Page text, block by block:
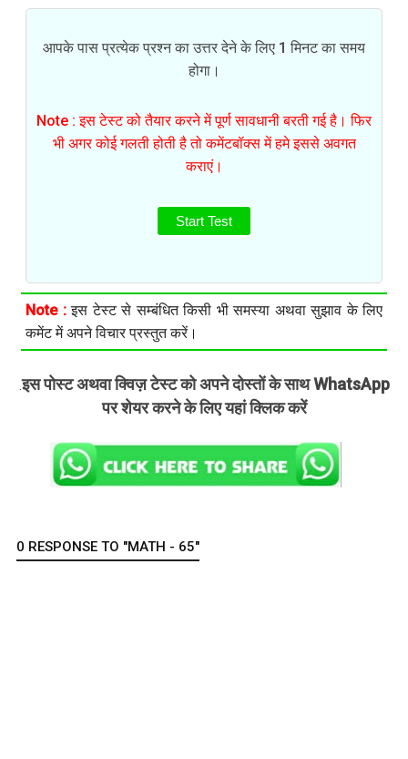
आपके पास प्रत्येक प्रश्न का उत्तर देने के लिए 1 मिनट का समय
होगा।
Note : इस टेस्ट को तैयार करने में पूर्ण सावधानी बरती गई है। फिर
भी अगर कोई गलती होती है तो कमेंटबॉक्स में हमे इससे अवगत
कराएं।
Start Test
Note :इस टेस्ट से सम्बंधित किसी भी समस्या अथवा सुझाव के लिए
कमेंट में अपने विचार प्रस्तुत करें।
.इस पोस्ट अथवा क्विज़ टेस्ट को अपने दोस्तों के साथ WhatsApp
पर शेयर करने के लिए यहां क्लिक करें
0 RESPONSE TO "MATH - 65"